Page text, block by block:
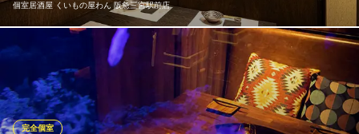
三宮 個室 熟成魚VS熟成肉 ジパング
熟成魚と熟成肉が旨い店
ＪＲ神戸線三ノ宮駅西口 徒歩2分
兵庫県神戸市中央区北長狭通1-9-1 コトブキチソウビル6F
個室居酒屋 くいもの屋わん 阪急三宮駅前店
多彩なシーンやご利用人数に合わせたお席へご案内いたします！
バリエーション豊かな個室を多数設けております。デートに使え
る2名様個室や飲み会や女子会に使える4名様・6名様・8名様向け
個室。10名様以上のご利用が出来る大型個室などを多数完備！落
ち着きのある空間でお食事をお楽しみ頂けます！
完全個室